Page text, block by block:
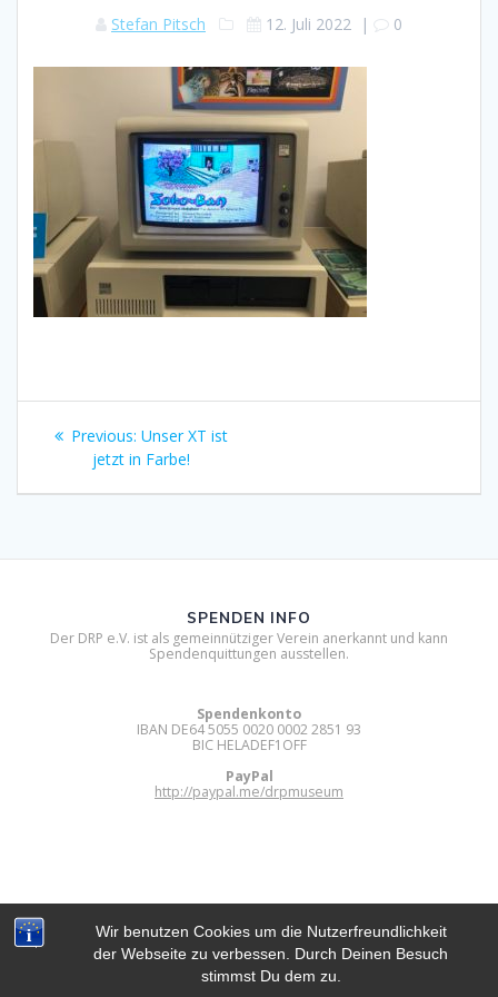
Wir benutzen Cookies um die Nutzerfreundlichkeit
der Webseite zu verbessen. Durch Deinen Besuch
stimmst Du dem zu.
Stefan Pitsch 12. Juli 2022 | 0
Beitragsnavigation
Previous: Previous
post:
Unser XT ist
jetzt in Farbe!
DIGITAL RETRO PARK E.V.
SPENDEN INFO
Der DRP e.V. ist als gemeinnütziger Verein anerkannt und kann
Spendenquittungen ausstellen.
Spendenkonto
IBAN DE64 5055 0020 0002 2851 93
BIC HELADEF1OFF
PayPal
http://paypal.me/drpmuseum